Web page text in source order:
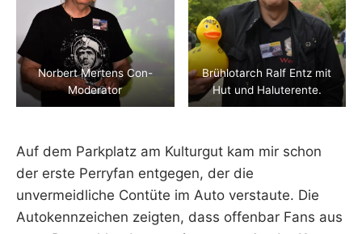
Norbert Mertens Con-
Moderator
Brühlotarch Ralf Entz mit
Hut und Haluterente.
Auf dem Parkplatz am Kulturgut kam mir schon
der erste Perryfan entgegen, der die
unvermeidliche Contüte im Auto verstaute. Die
Autokennzeichen zeigten, dass offenbar Fans aus